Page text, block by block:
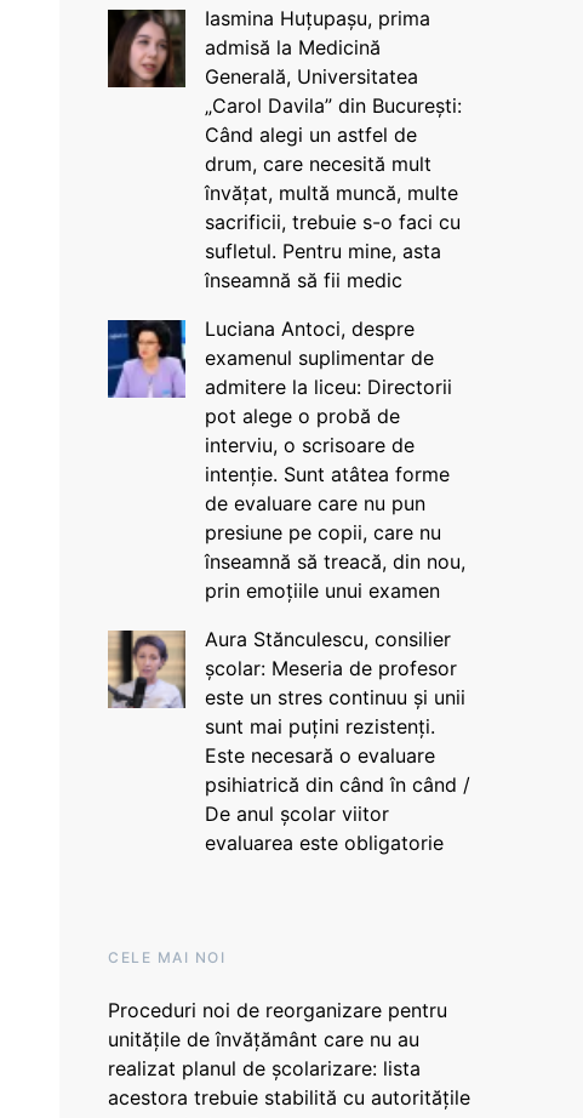
Iasmina Huțupașu, prima
admisă la Medicină
Generală, Universitatea
„Carol Davila” din București:
Când alegi un astfel de
drum, care necesită mult
învățat, multă muncă, multe
sacrificii, trebuie s-o faci cu
sufletul. Pentru mine, asta
înseamnă să fii medic
Luciana Antoci, despre
examenul suplimentar de
admitere la liceu: Directorii
pot alege o probă de
interviu, o scrisoare de
intenție. Sunt atâtea forme
de evaluare care nu pun
presiune pe copii, care nu
înseamnă să treacă, din nou,
prin emoțiile unui examen
Aura Stănculescu, consilier
școlar: Meseria de profesor
este un stres continuu și unii
sunt mai puțini rezistenți.
Este necesară o evaluare
psihiatrică din când în când /
De anul școlar viitor
evaluarea este obligatorie
CELE MAI NOI
Proceduri noi de reorganizare pentru
unitățile de învățământ care nu au
realizat planul de școlarizare: lista
acestora trebuie stabilită cu autoritățile